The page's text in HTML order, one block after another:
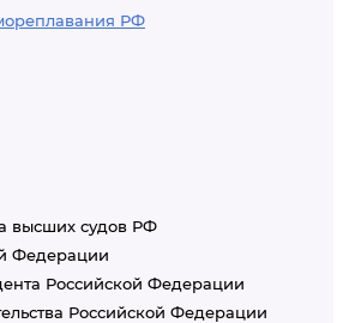
РФ
высших судов РФ
Федерации
Российской Федерации
Российской Федерации